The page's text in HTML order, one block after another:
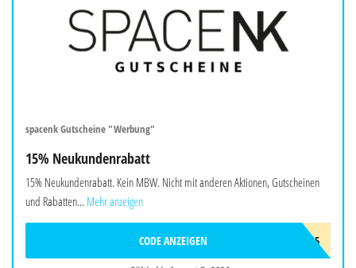
spacenk Gutscheine "Werbung"
15% Neukundenrabatt
15% Neukundenrabatt. Kein MBW. Nicht mit anderen Aktionen, Gutscheinen
und Rabatten... Mehr anzeigen
FIRST15
CODE ANZEIGEN